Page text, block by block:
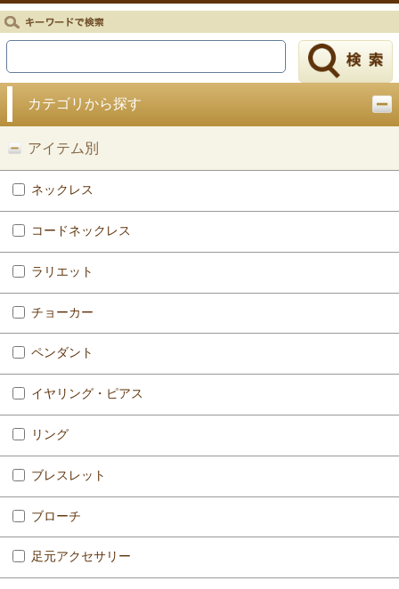
戻る
カテゴリから探す
アイテム別
ネックレス
コードネックレス
ラリエット
チョーカー
ペンダント
イヤリング・ピアス
リング
ブレスレット
ブローチ
足元アクセサリー